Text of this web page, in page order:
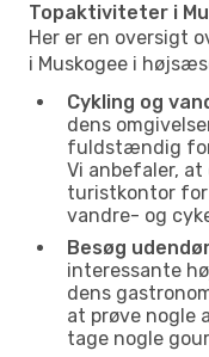
Topaktiviteter i
Her er en oversigt
i Muskogee i
Cykling og
dens
fuldstændig
Vi anbefaler, at
turistkontor
vandre- og
Besøg
interessante
dens
at prøve nogle
tage nogle